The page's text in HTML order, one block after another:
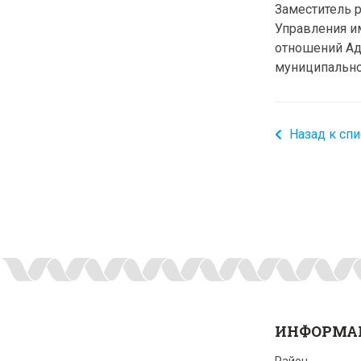
Заместитель
Управления
отношений
Назад к